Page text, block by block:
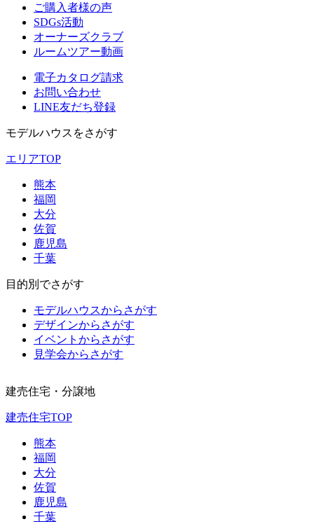
ご購入者様の声
SDGs活動
オーナーズクラブ
ルームツアー動画
電子カタログ請求
お問い合わせ
LINE友だち登録
モデルハウスをさがす
エリアTOP
熊本
福岡
大分
佐賀
鹿児島
千葉
目的別でさがす
モデルハウスからさがす
デザインからさがす
イベントからさがす
見学会からさがす
建売住宅・分譲地
建売住宅TOP
熊本
福岡
大分
佐賀
鹿児島
千葉